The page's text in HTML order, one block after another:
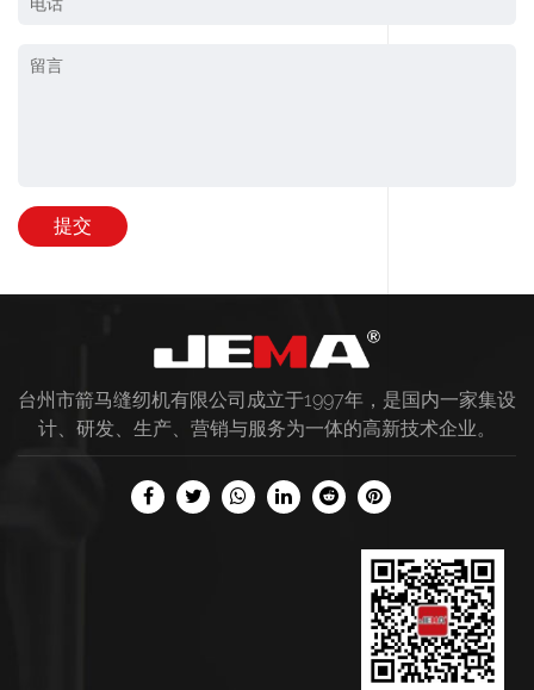
台州市箭马缝纫机有限公司成立于1997年，是国内一家集设
计、研发、生产、营销与服务为一体的高新技术企业。